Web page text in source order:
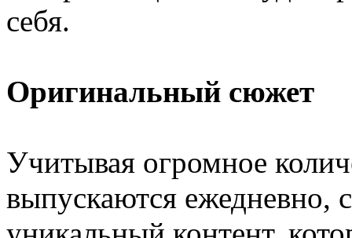
себя.
Оригинальный сюжет
Учитывая огромное
выпускаются ежедневно,